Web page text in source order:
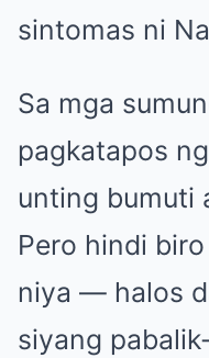
sintomas ni
Sa mga
pagkatapos
unting bumuti
Pero hindi
niya — halos
siyang